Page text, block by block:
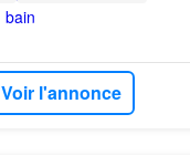
Voir l'annonce